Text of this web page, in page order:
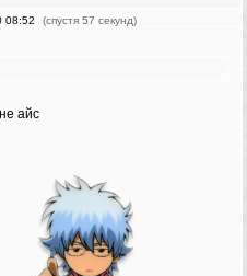
08:52 (спустя 57 секунд)
айс